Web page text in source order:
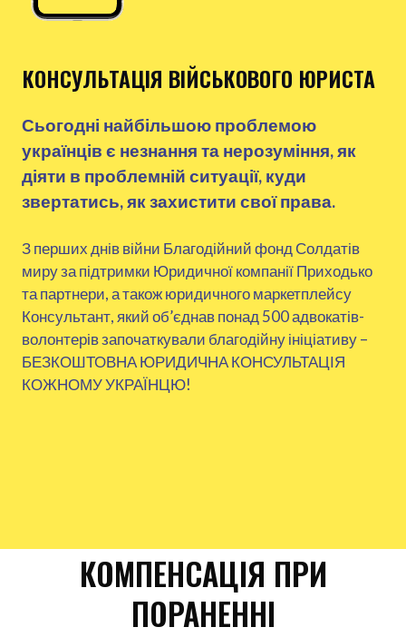
КОНСУЛЬТАЦІЯ ВІЙСЬКОВОГО ЮРИСТА
Сьогодні найбільшою проблемою
українців є незнання та нерозуміння, як
діяти в проблемній ситуації, куди
звертатись, як захистити свої права.
З перших днів війни Благодійний фонд Солдатів
миру за підтримки Юридичної компанії Приходько
та партнери, а також юридичного маркетплейсу
Консультант, який об’єднав понад 500 адвокатів-
волонтерів започаткували благодійну ініціативу –
БЕЗКОШТОВНА ЮРИДИЧНА КОНСУЛЬТАЦІЯ
КОЖНОМУ УКРАЇНЦЮ!
КОМПЕНСАЦІЯ ПРИ
ПОРАНЕННІ